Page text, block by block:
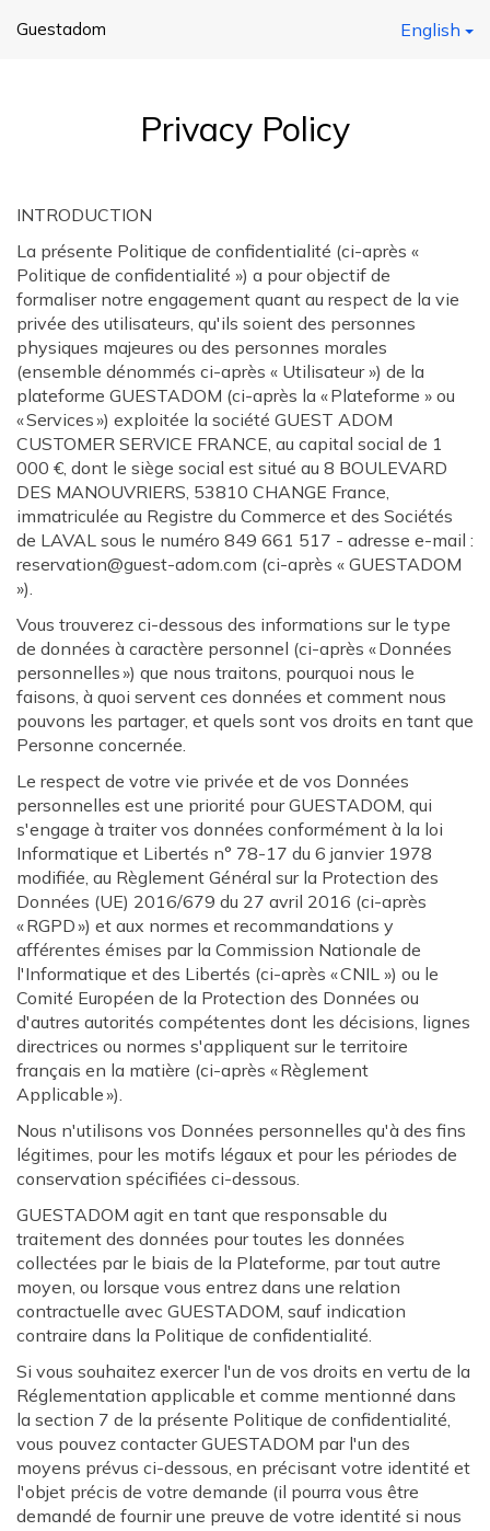
Guestadom English
Privacy Policy
INTRODUCTION
La présente Politique de confidentialité (ci-après «
Politique de confidentialité ») a pour objectif de
formaliser notre engagement quant au respect de la vie
privée des utilisateurs, qu'ils soient des personnes
physiques majeures ou des personnes morales
(ensemble dénommés ci-après « Utilisateur ») de la
plateforme GUESTADOM (ci-après la « Plateforme » ou
« Services ») exploitée la société GUEST ADOM
CUSTOMER SERVICE FRANCE, au capital social de 1
000 €, dont le siège social est situé au 8 BOULEVARD
DES MANOUVRIERS, 53810 CHANGE France,
immatriculée au Registre du Commerce et des Sociétés
de LAVAL sous le numéro 849 661 517 - adresse e-mail :
reservation@guest-adom.com (ci-après « GUESTADOM
»).
Vous trouverez ci-dessous des informations sur le type
de données à caractère personnel (ci-après « Données
personnelles ») que nous traitons, pourquoi nous le
faisons, à quoi servent ces données et comment nous
pouvons les partager, et quels sont vos droits en tant que
Personne concernée.
Le respect de votre vie privée et de vos Données
personnelles est une priorité pour GUESTADOM, qui
s'engage à traiter vos données conformément à la loi
Informatique et Libertés n° 78-17 du 6 janvier 1978
modifiée, au Règlement Général sur la Protection des
Données (UE) 2016/679 du 27 avril 2016 (ci-après
« RGPD ») et aux normes et recommandations y
afférentes émises par la Commission Nationale de
l'Informatique et des Libertés (ci-après « CNIL ») ou le
Comité Européen de la Protection des Données ou
d'autres autorités compétentes dont les décisions, lignes
directrices ou normes s'appliquent sur le territoire
français en la matière (ci-après « Règlement
Applicable »).
Nous n'utilisons vos Données personnelles qu'à des fins
légitimes, pour les motifs légaux et pour les périodes de
conservation spécifiées ci-dessous.
GUESTADOM agit en tant que responsable du
traitement des données pour toutes les données
collectées par le biais de la Plateforme, par tout autre
moyen, ou lorsque vous entrez dans une relation
contractuelle avec GUESTADOM, sauf indication
contraire dans la Politique de confidentialité.
Si vous souhaitez exercer l'un de vos droits en vertu de la
Réglementation applicable et comme mentionné dans
la section 7 de la présente Politique de confidentialité,
vous pouvez contacter GUESTADOM par l'un des
moyens prévus ci-dessous, en précisant votre identité et
l'objet précis de votre demande (il pourra vous être
demandé de fournir une preuve de votre identité si nous